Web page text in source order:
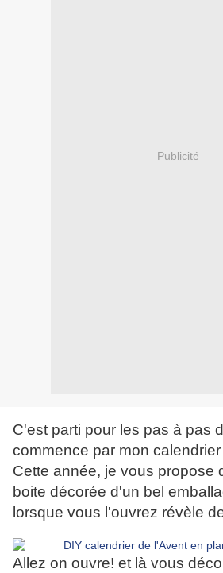
Publicité
C'est parti pour les pas à pas
commence par mon
Cette année, je vous propose
boite décorée d'un bel
lorsque vous l'ouvrez révèle
Allez on ouvre! et là vous